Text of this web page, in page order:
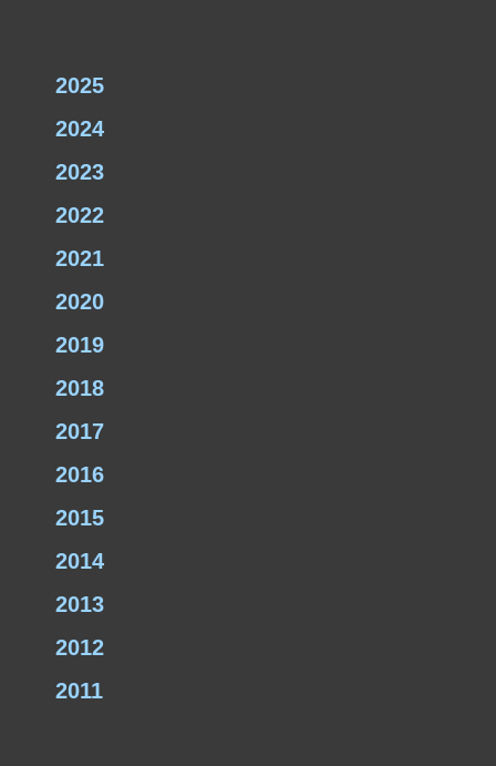
2025
2024
2023
2022
2021
2020
2019
2018
2017
2016
2015
2014
2013
2012
2011